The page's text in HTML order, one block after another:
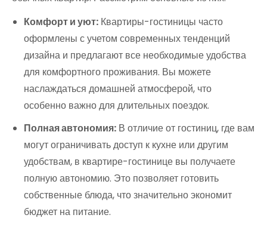
Комфорт и уют: Квартиры-гостиницы часто
оформлены с учетом современных тенденций
дизайна и предлагают все необходимые удобства
для комфортного проживания. Вы можете
наслаждаться домашней атмосферой, что
особенно важно для длительных поездок.
Полная автономия: В отличие от гостиниц, где вам
могут ограничивать доступ к кухне или другим
удобствам, в квартире-гостинице вы получаете
полную автономию. Это позволяет готовить
собственные блюда, что значительно экономит
бюджет на питание.